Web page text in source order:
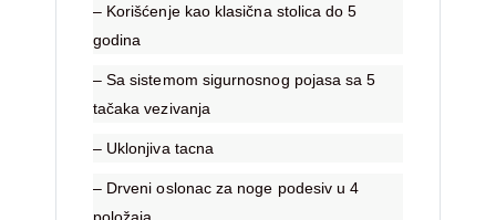
– Korišćenje kao klasična stolica do 5
godina
– Sa sistemom sigurnosnog pojasa sa 5
tačaka vezivanja
– Uklonjiva tacna
– Drveni oslonac za noge podesiv u 4
položaja